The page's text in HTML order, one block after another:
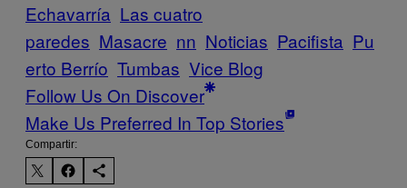
Echavarría Las cuatro
paredes Masacre nn Noticias Pacifista Pu
erto Berrío Tumbas Vice Blog
Follow Us On Discover
Make Us Preferred In Top Stories
Compartir: